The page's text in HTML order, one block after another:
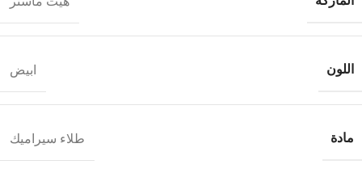
اللون ابيض
مادة طلاء سيراميك